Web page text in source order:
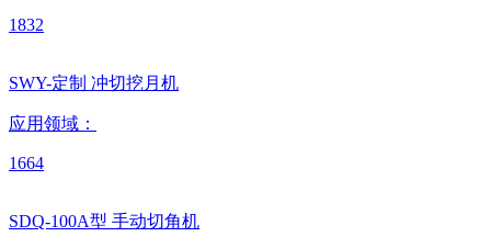
1832
SWY-定制 冲切挖月机
应用领域：
1664
SDQ-100A型 手动切角机